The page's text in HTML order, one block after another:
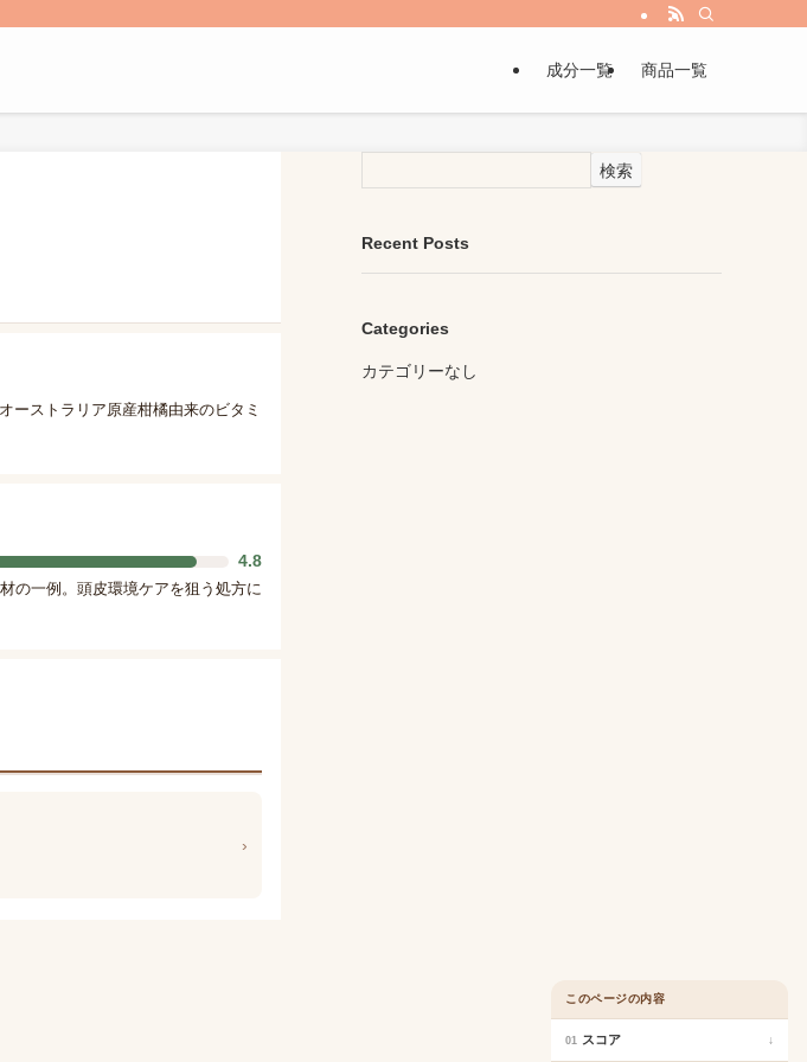
成分一覧 商品一覧
ーストラリア原産柑橘由来のビタミ
4.8
の一例。頭皮環境ケアを狙う処方に
›
検索
Recent Posts
Categories
カテゴリーなし
このページの内容
01 スコア ↓